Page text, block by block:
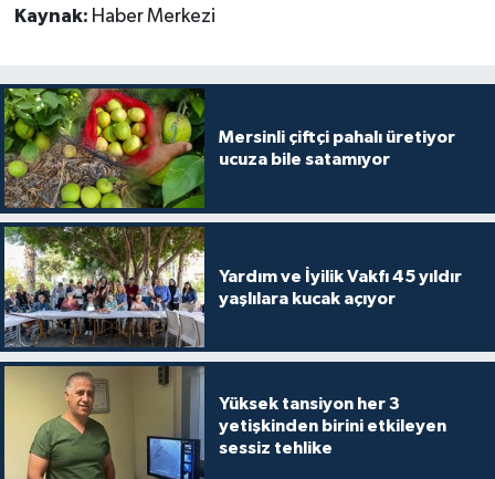
Kaynak: Haber Merkezi
Mersinli çiftçi pahalı üretiyor
ucuza bile satamıyor
Yardım ve İyilik Vakfı 45 yıldır
yaşlılara kucak açıyor
Yüksek tansiyon her 3
yetişkinden birini etkileyen
sessiz tehlike